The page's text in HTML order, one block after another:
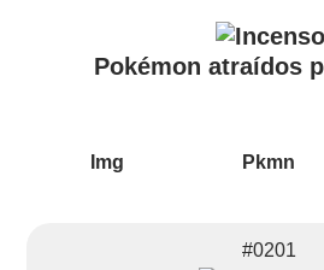
Pokémon atraídos
Img Pkmn
#0201